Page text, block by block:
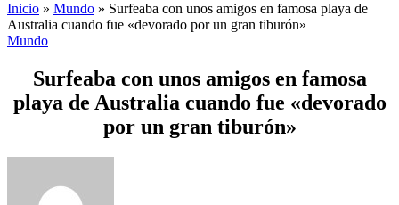
Inicio » Mundo » Surfeaba con unos amigos en famosa playa de
Australia cuando fue «devorado por un gran tiburón»
Mundo
Surfeaba con unos amigos en famosa
playa de Australia cuando fue «devorado
por un gran tiburón»